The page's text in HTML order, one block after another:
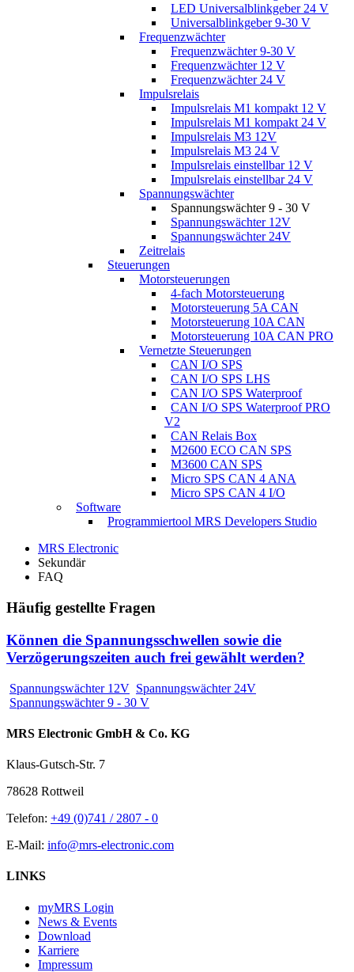
LED Universalblinkgeber 24 V
Universalblinkgeber 9-30 V
Frequenzwächter
Frequenzwächter 9-30 V
Frequenzwächter 12 V
Frequenzwächter 24 V
Impulsrelais
Impulsrelais M1 kompakt 12 V
Impulsrelais M1 kompakt 24 V
Impulsrelais M3 12V
Impulsrelais M3 24 V
Impulsrelais einstellbar 12 V
Impulsrelais einstellbar 24 V
Spannungswächter
Spannungswächter 9 - 30 V
Spannungswächter 12V
Spannungswächter 24V
Zeitrelais
Steuerungen
Motorsteuerungen
4-fach Motorsteuerung
Motorsteuerung 5A CAN
Motorsteuerung 10A CAN
Motorsteuerung 10A CAN PRO
Vernetzte Steuerungen
CAN I/O SPS
CAN I/O SPS LHS
CAN I/O SPS Waterproof
CAN I/O SPS Waterproof PRO
V2
CAN Relais Box
M2600 ECO CAN SPS
M3600 CAN SPS
Micro SPS CAN 4 ANA
Micro SPS CAN 4 I/O
Software
Programmiertool MRS Developers Studio
MRS Electronic
Sekundär
FAQ
Häufig gestellte Fragen
Können die Spannungsschwellen sowie die
Verzögerungszeiten auch frei gewählt werden?
Spannungswächter 12V Spannungswächter 24V
Spannungswächter 9 - 30 V
MRS Electronic GmbH & Co. KG
Klaus-Gutsch-Str. 7
78628 Rottweil
Telefon: +49 (0)741 / 2807 - 0
E-Mail: info@mrs-electronic.com
LINKS
myMRS Login
News & Events
Download
Karriere
Impressum